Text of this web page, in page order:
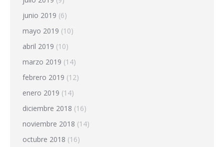
junio 2019 (6)
mayo 2019 (10)
abril 2019 (10)
marzo 2019 (14)
febrero 2019 (12)
enero 2019 (14)
diciembre 2018 (16)
noviembre 2018 (14)
octubre 2018 (16)